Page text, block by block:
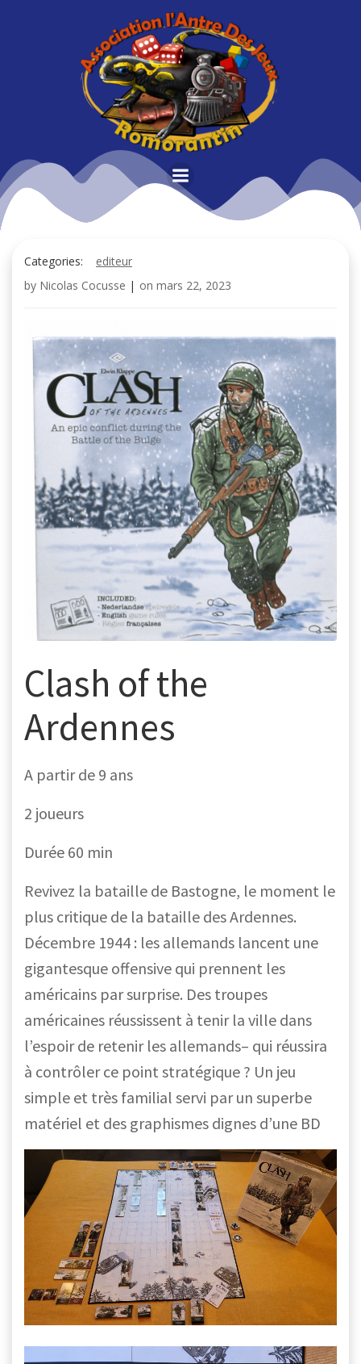
Aller
au
contenu
Categories:
editeur
by Nicolas Cocusse | on mars 22, 2023
Clash of the
Ardennes
A partir de 9 ans
2 joueurs
Durée 60 min
Revivez la bataille de Bastogne, le moment le
plus critique de la bataille des Ardennes.
Décembre 1944 : les allemands lancent une
gigantesque offensive qui prennent les
américains par surprise. Des troupes
américaines réussissent à tenir la ville dans
l’espoir de retenir les allemands– qui réussira
à contrôler ce point stratégique ? Un jeu
simple et très familial servi par un superbe
matériel et des graphismes dignes d’une BD